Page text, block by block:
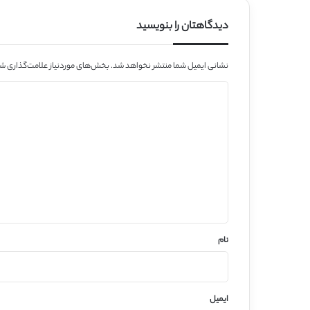
دیدگاهتان را بنویسید
نشانی ایمیل شما منتشر نخواهد شد.بخش‌های موردنیاز علامت‌گذاری
نام
ایمیل